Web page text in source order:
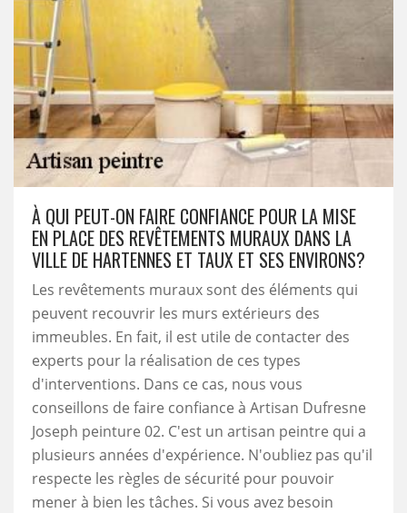
À QUI PEUT-ON FAIRE CONFIANCE POUR LA MISE
EN PLACE DES REVÊTEMENTS MURAUX DANS LA
VILLE DE HARTENNES ET TAUX ET SES ENVIRONS?
Les revêtements muraux sont des éléments qui
peuvent recouvrir les murs extérieurs des
immeubles. En fait, il est utile de contacter des
experts pour la réalisation de ces types
d'interventions. Dans ce cas, nous vous
conseillons de faire confiance à Artisan Dufresne
Joseph peinture 02. C'est un artisan peintre qui a
plusieurs années d'expérience. N'oubliez pas qu'il
respecte les règles de sécurité pour pouvoir
mener à bien les tâches. Si vous avez besoin